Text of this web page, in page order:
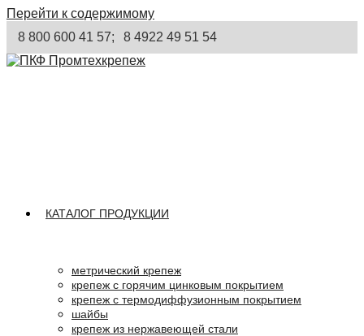
Перейти к содержимому
8 800 600 41 57;
8 4922 49 51 54
КАТАЛОГ ПРОДУКЦИИ
метрический крепеж
крепеж с горячим цинковым покрытием
крепеж с термодиффузионным покрытием
шайбы
крепеж из нержавеющей стали